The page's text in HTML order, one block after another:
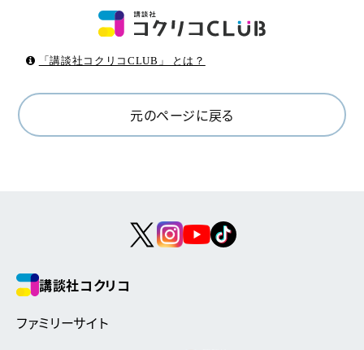
「講談社コクリコCLUB」 とは？
元のページに戻る
講談社コクリコ
ファミリーサイト